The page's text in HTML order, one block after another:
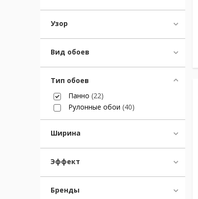
Узор
Вид обоев
Тип обоев
Панно (22)
Рулонные обои (40)
Ширина
Эффект
Бренды